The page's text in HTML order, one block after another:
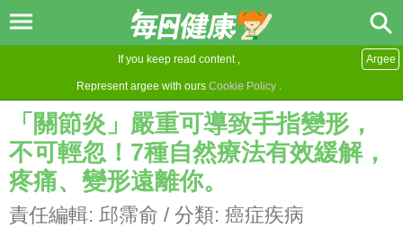
If you keep read content ,
Represent argee with ours Cookie Policy .
Argee
「關節炎」嚴重可導致手指變形，
不可輕忽！7種自然療法有效緩解，
疼痛、變形遠離你。
責任編輯: 邱霈俞 / 分類: 癌症疾病